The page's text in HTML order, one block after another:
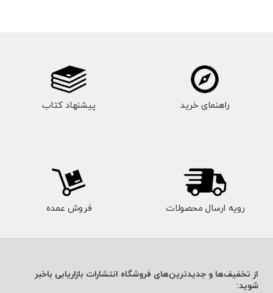
راهنمای خرید پیشنهاد کتاب
رویه ارسال محصولات فروش عمده
از تخفیف‌ها و جدیدترین‌های فروشگاه انتشارات بازاریابی باخبر
شوید: